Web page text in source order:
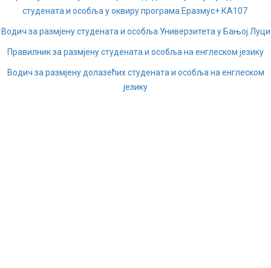
студената и особља у оквиру програма Еразмус+ КА107
Водич за размјену студената и особља Универзитета у Бањој Луци
Правилник за размјену студената и особља на енглеском језику
Водич за размјену долазећих студената и особља на енглеском
језику